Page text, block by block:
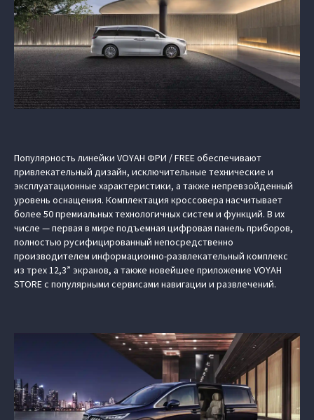
Популярность линейки VOYAH ФРИ / FREE обеспечивают
привлекательный дизайн, исключительные технические и
эксплуатационные характеристики, а также непревзойденный
уровень оснащения. Комплектация кроссовера насчитывает
более 50 премиальных технологичных систем и функций. В их
числе — первая в мире подъемная цифровая панель приборов,
полностью русифицированный непосредственно
производителем информационно-развлекательный комплекс
из трех 12,3” экранов, а также новейшее приложение VOYAH
STORE с популярными сервисами навигации и развлечений.